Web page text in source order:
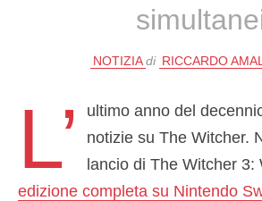
NOTIZIA di RICCARDO
L’
ultimo anno del
notizie su The Witcher.
lancio di The Witcher 3:
edizione completa su Nintendo